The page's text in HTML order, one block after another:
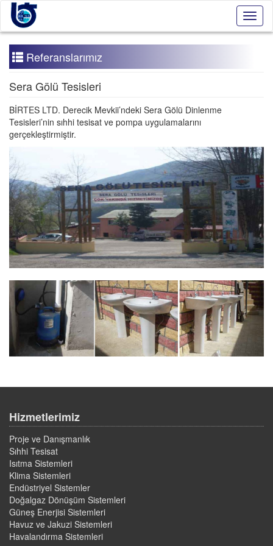
Referanslarımız
Sera Gölü Tesisleri
BİRTES LTD. Derecik Mevkii’ndeki Sera Gölü Dinlenme
Tesisleri’nin sıhhi tesisat ve pompa uygulamalarını
gerçekleştirmiştir.
Hizmetlerimiz
Proje ve Danışmanlık
Sıhhi Tesisat
Isıtma Sistemleri
Klima Sistemleri
Endüstriyel Sistemler
Doğalgaz Dönüşüm Sistemleri
Güneş Enerjisi Sistemleri
Havuz ve Jakuzi Sistemleri
Havalandırma Sistemleri